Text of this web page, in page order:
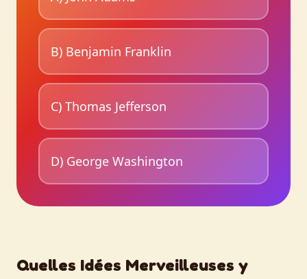
B) Benjamin Franklin
C) Thomas Jefferson
D) George Washington
Quelles Idées Merveilleuses y